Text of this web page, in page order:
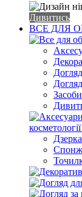
Дивитись
ВСЕ ДЛЯ